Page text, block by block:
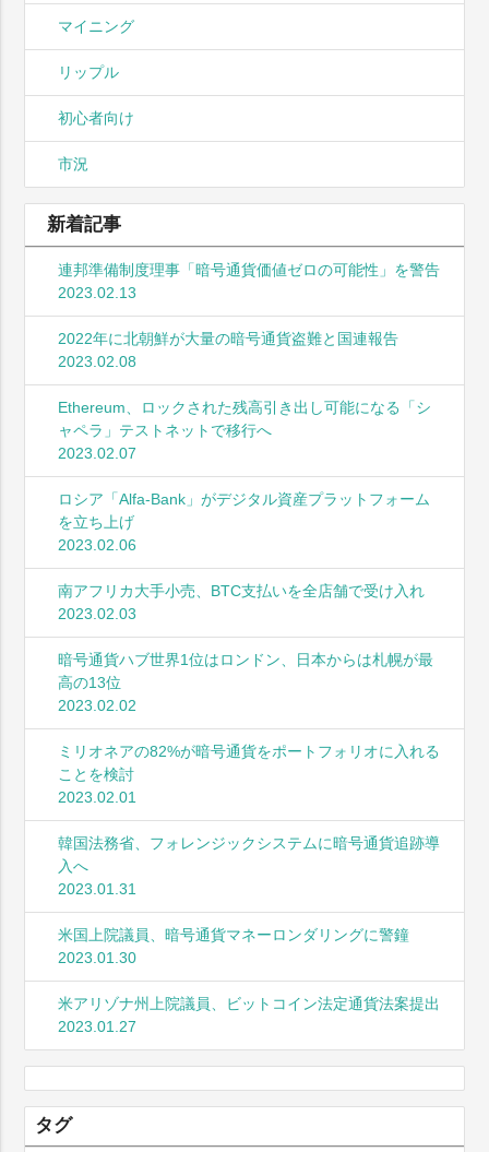
マイニング
リップル
初心者向け
市況
新着記事
連邦準備制度理事「暗号通貨価値ゼロの可能性」を警告
2023.02.13
2022年に北朝鮮が大量の暗号通貨盗難と国連報告
2023.02.08
Ethereum、ロックされた残高引き出し可能になる「シ
ャペラ」テストネットで移行へ
2023.02.07
ロシア「Alfa-Bank」がデジタル資産プラットフォーム
を立ち上げ
2023.02.06
南アフリカ大手小売、BTC支払いを全店舗で受け入れ
2023.02.03
暗号通貨ハブ世界1位はロンドン、日本からは札幌が最
高の13位
2023.02.02
ミリオネアの82%が暗号通貨をポートフォリオに入れる
ことを検討
2023.02.01
韓国法務省、フォレンジックシステムに暗号通貨追跡導
入へ
2023.01.31
米国上院議員、暗号通貨マネーロンダリングに警鐘
2023.01.30
米アリゾナ州上院議員、ビットコイン法定通貨法案提出
2023.01.27
タグ